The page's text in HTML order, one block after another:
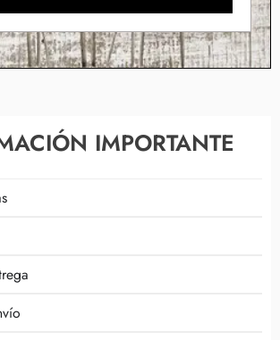
IMPORTANTE